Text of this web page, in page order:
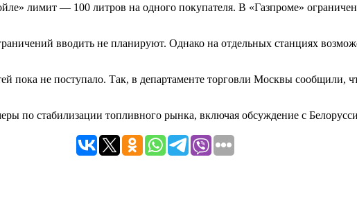
лимит — 100 литров на одного покупателя. В «Газпроме»
вводить не планируют. Однако на отдельных станциях
пока не поступало. Так, в департаменте торговли Москвы сообщили,
по стабилизации топливного рынка, включая обсуждение с